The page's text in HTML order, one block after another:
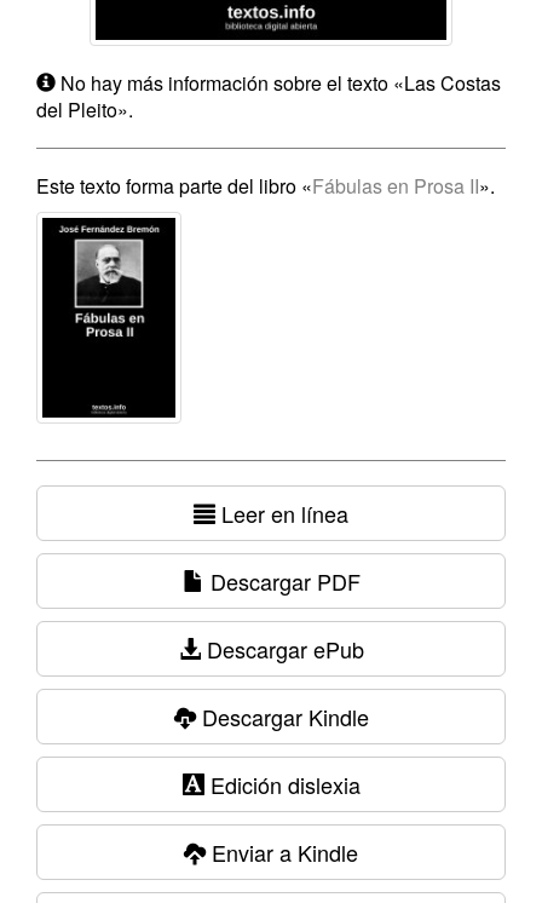
No hay más información sobre el texto «Las Costas
del Pleito».
Este texto forma parte del libro «Fábulas en Prosa II».
Leer en línea
Descargar PDF
Descargar ePub
Descargar Kindle
Edición dislexia
Enviar a Kindle